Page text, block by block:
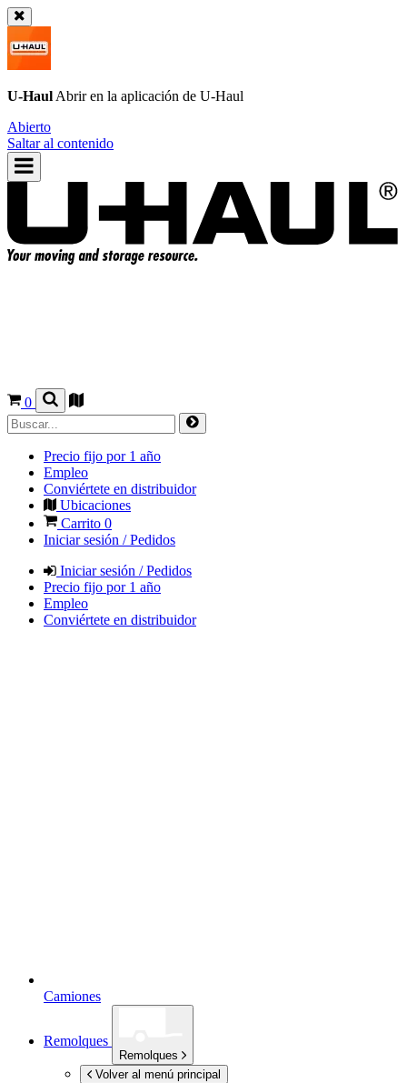
U-Haul Abrir en la aplicación de U-Haul
Abierto
Saltar al contenido
0
Precio fijo por 1 año
Empleo
Conviértete en distribuidor
Ubicaciones
Carrito 0
Iniciar sesión / Pedidos
Iniciar sesión / Pedidos
Precio fijo por 1 año
Empleo
Conviértete en distribuidor
Camiones
Remolques
Remolques
Volver al menú principal